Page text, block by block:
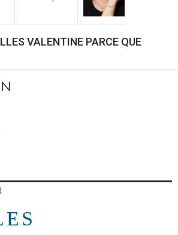
VALENTINE PARCE QUE